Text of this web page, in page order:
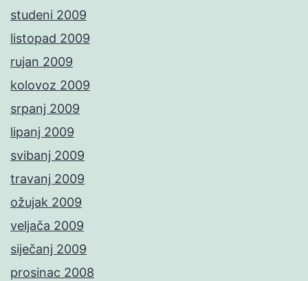
studeni 2009
listopad 2009
rujan 2009
kolovoz 2009
srpanj 2009
lipanj 2009
svibanj 2009
travanj 2009
ožujak 2009
veljača 2009
siječanj 2009
prosinac 2008